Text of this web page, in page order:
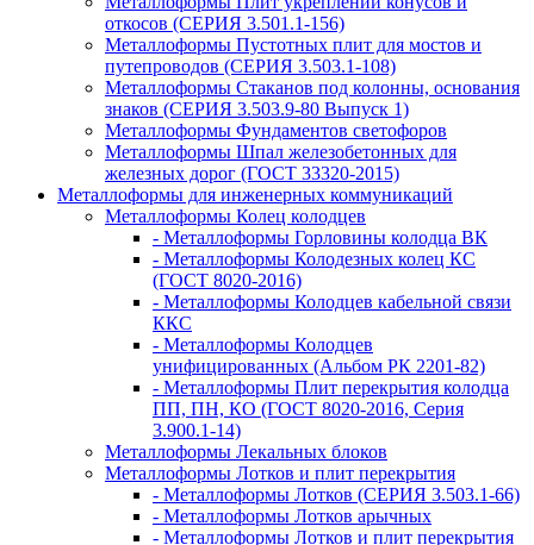
откосов (СЕРИЯ 3.501.1-156)
Металлоформы Пустотных плит для мостов и
путепроводов (СЕРИЯ 3.503.1-108)
Металлоформы Стаканов под колонны, основания
знаков (СЕРИЯ 3.503.9-80 Выпуск 1)
Металлоформы Фундаментов светофоров
Металлоформы Шпал железобетонных для
железных дорог (ГОСТ 33320-2015)
Металлоформы для инженерных коммуникаций
Металлоформы Колец колодцев
- Металлоформы Горловины колодца ВК
- Металлоформы Колодезных колец КС
(ГОСТ 8020-2016)
- Металлоформы Колодцев кабельной связи
ККС
- Металлоформы Колодцев
унифицированных (Альбом РК 2201-82)
- Металлоформы Плит перекрытия колодца
ПП, ПН, КО (ГОСТ 8020-2016, Серия
3.900.1-14)
Металлоформы Лекальных блоков
Металлоформы Лотков и плит перекрытия
- Металлоформы Лотков (СЕРИЯ 3.503.1-66)
- Металлоформы Лотков арычных
- Металлоформы Лотков и плит перекрытия